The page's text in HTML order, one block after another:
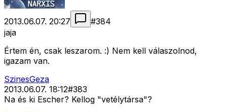
2013.06.07. 20:27 #384
jaja
Értem én, csak leszarom. :) Nem kell válaszolnod,
igazam van.
SzinesGeza
2013.06.07. 18:12#383
Na és ki Escher? Kellog "vetélytársa"?